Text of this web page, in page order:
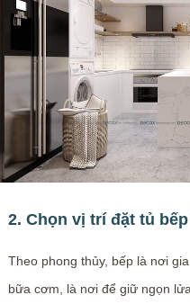
2. Chọn vị trí đặt tủ
Theo phong thủy, bếp là nơi
bữa cơm, là nơi để giữ ngọn